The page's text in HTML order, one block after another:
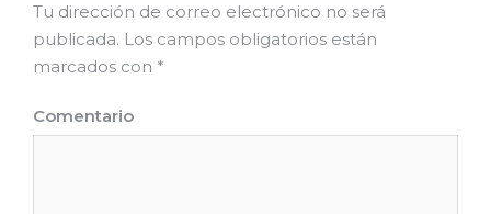
Tu dirección de correo electrónico no será
publicada. Los campos obligatorios están
marcados con *
Comentario